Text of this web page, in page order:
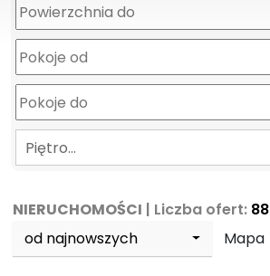
Piętro…
NIERUCHOMOŚCI | Liczba ofert: 88
od najnowszych
Mapa